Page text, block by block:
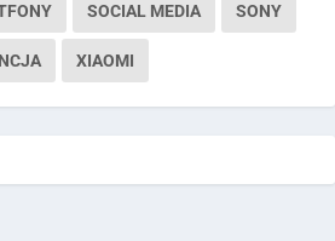
SOCIAL MEDIA SONY
XIAOMI